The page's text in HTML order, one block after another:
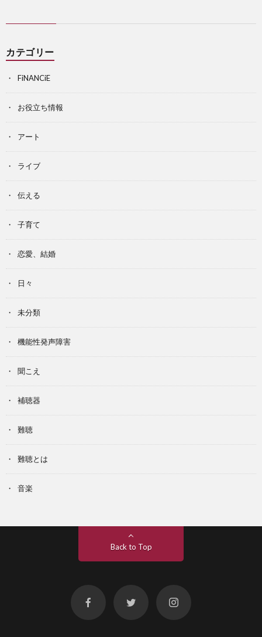
カテゴリー
FiNANCiE
お役立ち情報
アート
ライブ
伝える
子育て
恋愛、結婚
日々
未分類
機能性発声障害
聞こえ
補聴器
難聴
難聴とは
音楽
Back to Top